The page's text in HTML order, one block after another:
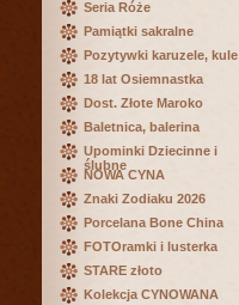
Seria Róże
Pamiątki sakralne
Pozytywki karuzele, kule
18 lat Osiemnastka
Dost. Złote Maroko
Baletnica, balerina
Upominki Dziecinne i
ślubne
NOWA CYNA
Znaki Zodiaku 2026
Porcelana Bone China
FOTOramki i lusterka
STARE złoto
Kolekcja CYNOWANA